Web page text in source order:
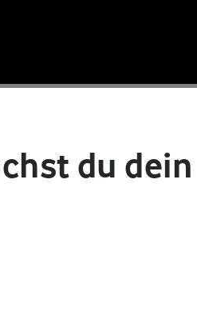
du dein